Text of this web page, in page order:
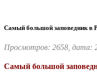
Самый большой заповедник в
Просмотров: 2658, дата:
Самый большой